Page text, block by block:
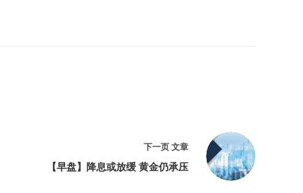
下一页 文章
【早盘】降息或放缓 黄金仍承压